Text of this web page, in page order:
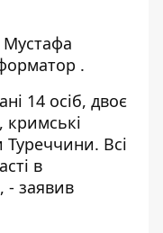
Мустафа
.
14 осіб, двоє
кримські
Всі
в
- заявив